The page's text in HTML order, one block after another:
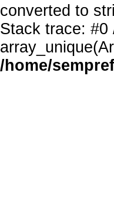
converted to
Stack trace: #0
/home/